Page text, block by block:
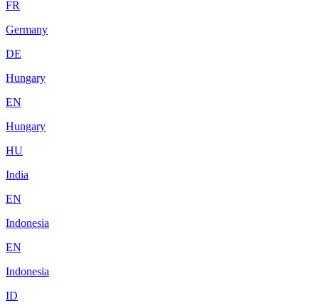
FR
Germany
DE
Hungary
EN
Hungary
HU
India
EN
Indonesia
EN
Indonesia
ID